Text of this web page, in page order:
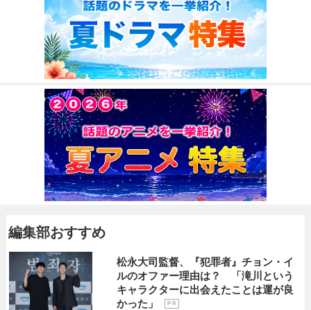
編集部おすすめ
松永大司監督、『犯罪者』チョン・イ
ルのオファー理由は？ 「滝川という
キャラクターに出会えたことは運が良
かった」
P R